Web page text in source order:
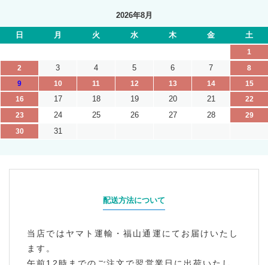
2026年8月
日 月 火 水 木 金 土
1
2
3 4 5 6 7
8
9
10 11 12 13 14
15
16
17 18 19 20 21
22
23
24 25 26 27 28
29
30
31
配送方法について
当店ではヤマト運輸・福山通運にてお届けいたし
ます。